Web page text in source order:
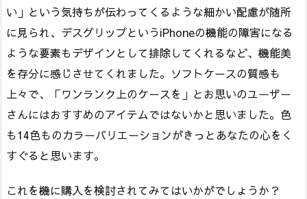
い」という気持ちが伝わってくるような細かい配慮が随所
に見られ、デスグリップというiPhoneの機能の障害になる
ような要素もデザインとして排除してくれるなど、機能美
を存分に感じさせてくれました。ソフトケースの質感も
上々で、「ワンランク上のケースを」とお思いのユーザー
さんにはおすすめのアイテムではないかと思いました。色
も14色ものカラーバリエーションがきっとあなたの心をく
すぐると思います。
これを機に購入を検討されてみてはいかがでしょうか？